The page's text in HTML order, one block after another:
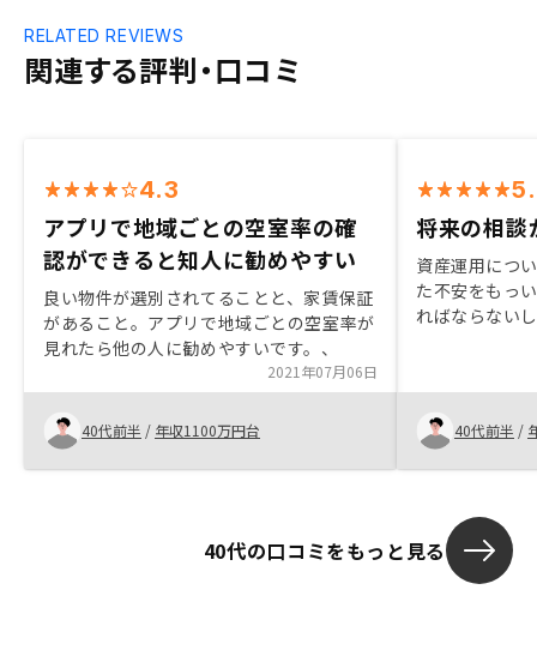
関連する評判・口コミ
RELATED REVIEWS
4.3
アプリで地域ごとの空室率の確
認ができると知人に勧めやすい
良い物件が選別されてることと、家賃保証
があること。アプリで地域ごとの空室率が
見れたら他の人に勧めやすいです。、
2021年07月06日
40代前半 / 年収1100万円台
将来の相談
資産運用につ
た不安をもっ
ればならない
保てないこと
自分たちで守
した。日本独
根本にありま
うです。
40代前半 /
40代の口コミをもっと見る